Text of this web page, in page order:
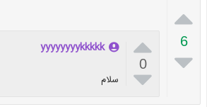

6


0

yyyyyyyykkkkk
سلام